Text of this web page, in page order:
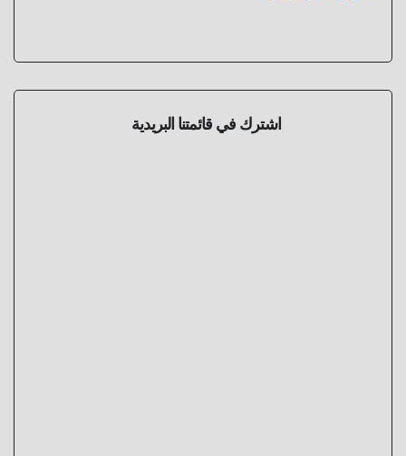
اشترك في قائمتنا البريدية